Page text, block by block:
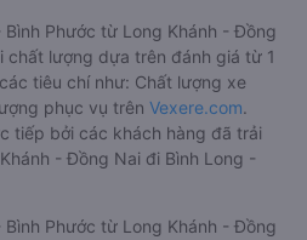
Bình Phước từ Long Khánh - Đồng
chất lượng dựa trên đánh giá từ 1
tiêu chí như: Chất lượng xe
phục vụ trên Vexere.com.
tiếp bởi các khách hàng đã trải
- Đồng Nai đi Bình Long -
Bình Phước từ Long Khánh - Đồng